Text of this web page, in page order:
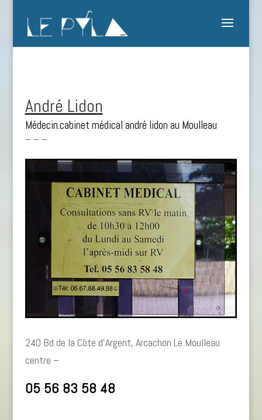
André Lidon
Médecin.cabinet médical andré lidon au Moulleau
– – –
240 Bd de la Côte d’Argent, Arcachon Le Moulleau
centre –
05 56 83 58 48